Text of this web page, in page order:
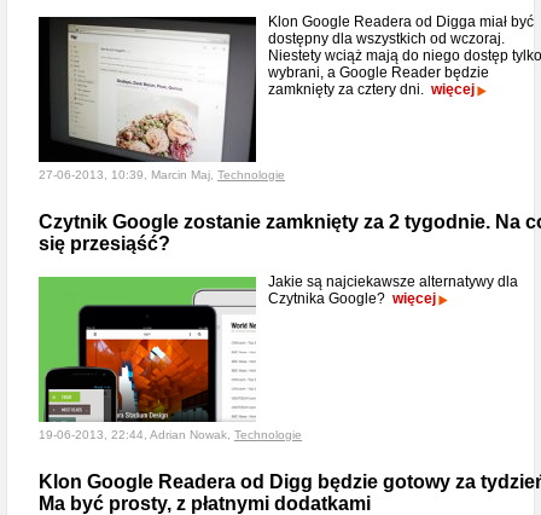
Klon Google Readera od Digga miał być
dostępny dla wszystkich od wczoraj.
Niestety wciąż mają do niego dostęp tylko
wybrani, a Google Reader będzie
zamknięty za cztery dni. więcej
27-06-2013, 10:39, Marcin Maj, Technologie
Czytnik Google zostanie zamknięty za 2 tygodnie. Na
się przesiąść?
Jakie są najciekawsze alternatywy dla
Czytnika Google? więcej
19-06-2013, 22:44, Adrian Nowak, Technologie
Klon Google Readera od Digg będzie gotowy za
Ma być prosty, z płatnymi dodatkami